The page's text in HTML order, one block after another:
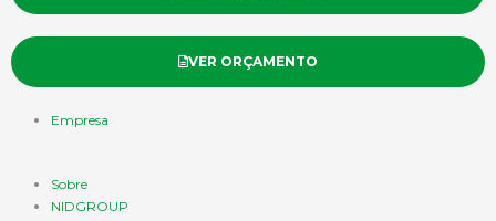
VER ORÇAMENTO
Empresa
Sobre
NIDGROUP